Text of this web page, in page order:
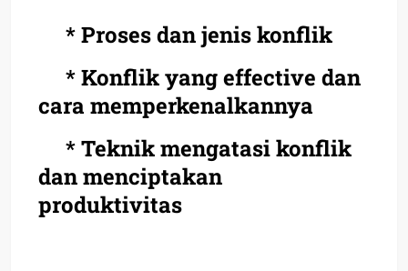
* Proses dan jenis konflik
* Konflik yang effective dan
cara memperkenalkannya
* Teknik mengatasi konflik
dan menciptakan
produktivitas